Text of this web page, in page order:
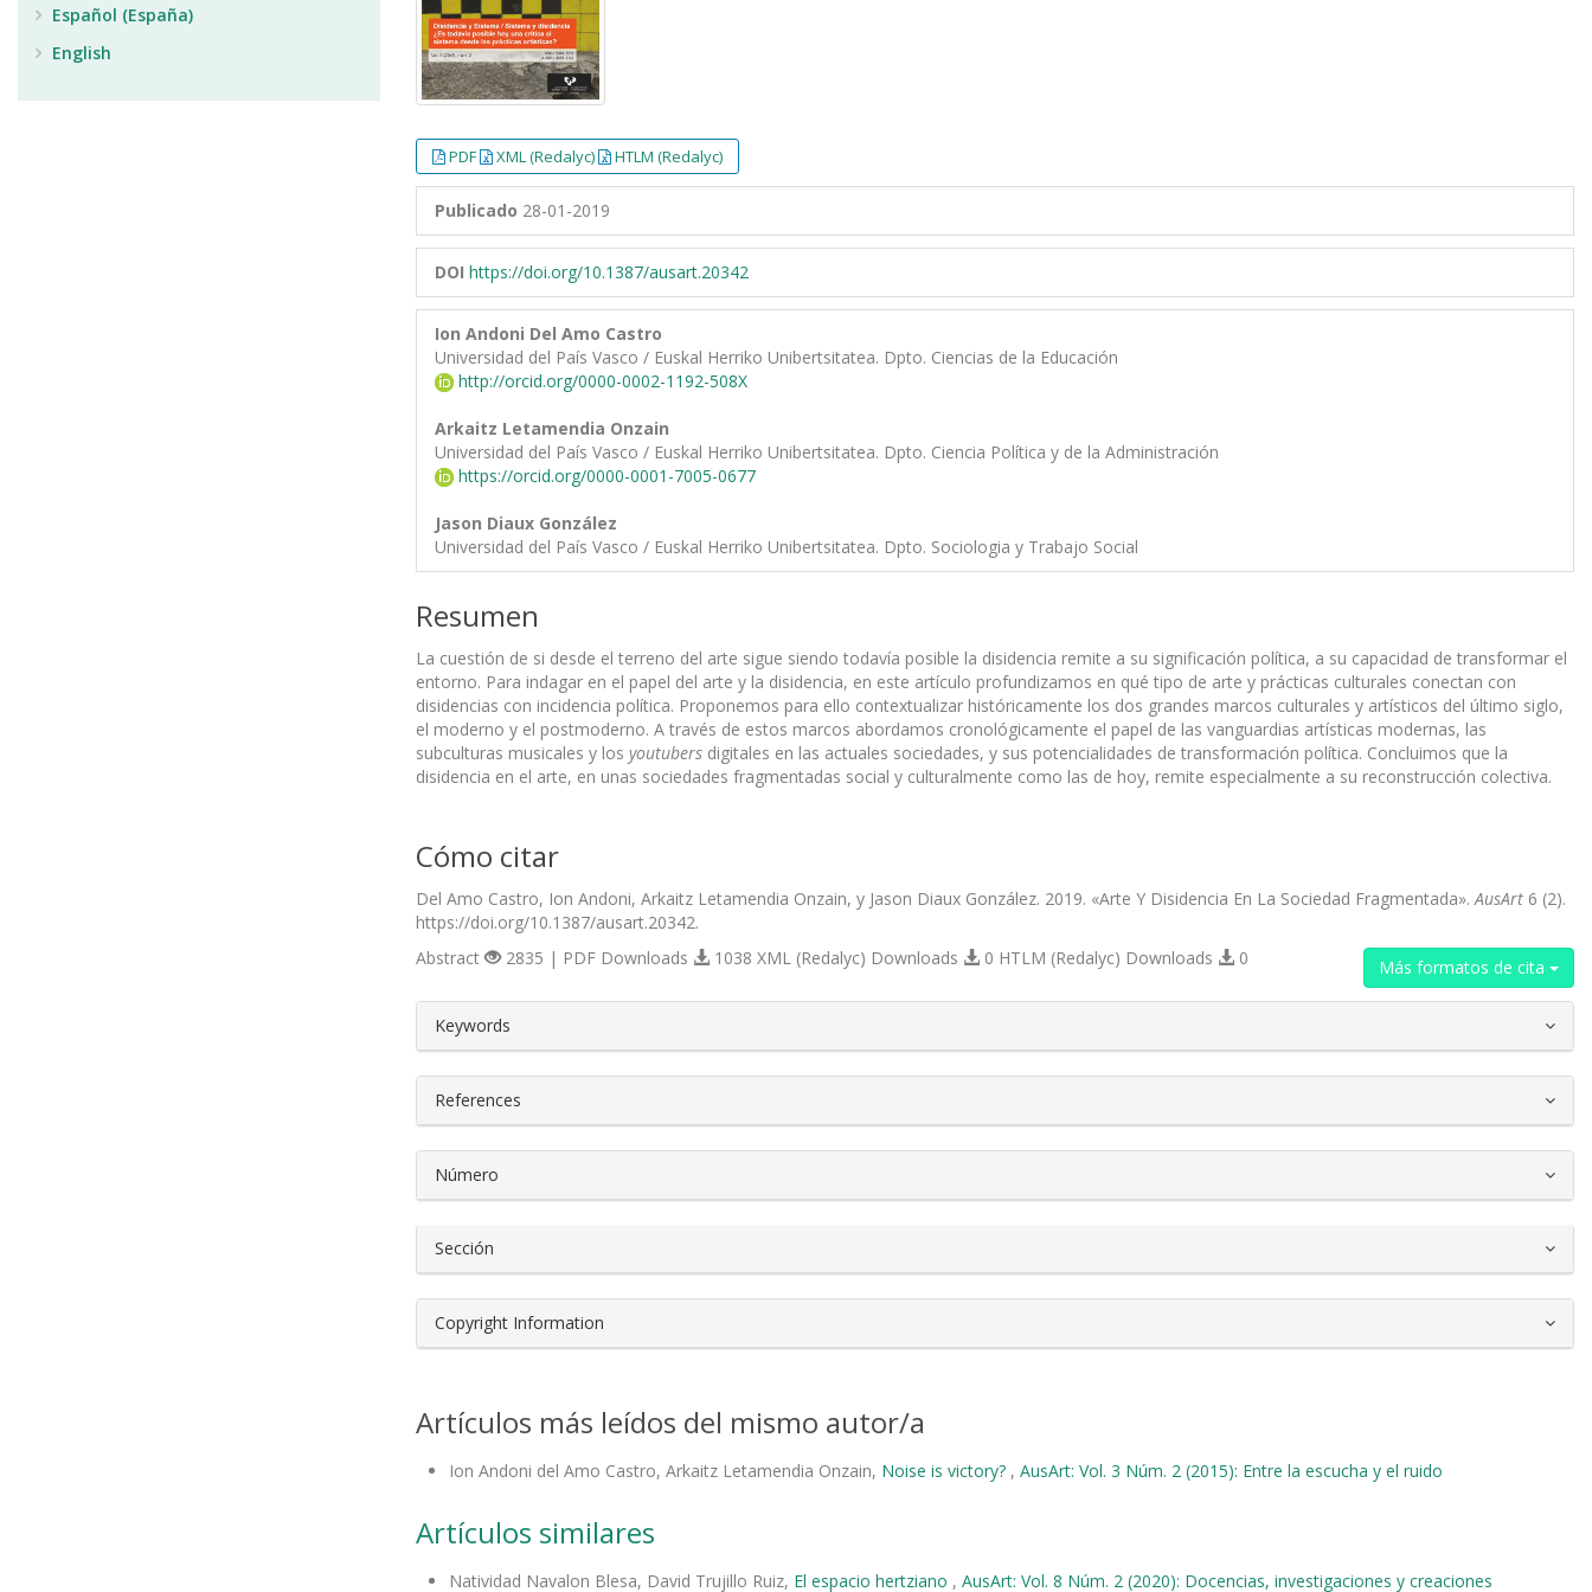
PDF XML (Redalyc) HTLM (Redalyc)
Publicado 28-01-2019
DOI https://doi.org/10.1387/ausart.20342
Ion Andoni Del Amo Castro
Universidad del País Vasco / Euskal Herriko Unibertsitatea. Dpto. Ciencias de la Educación
http://orcid.org/0000-0002-1192-508X
Arkaitz Letamendia Onzain
Universidad del País Vasco / Euskal Herriko Unibertsitatea. Dpto. Ciencia Política y de la Administración
https://orcid.org/0000-0001-7005-0677
Jason Diaux González
Universidad del País Vasco / Euskal Herriko Unibertsitatea. Dpto. Sociologia y Trabajo Social
Resumen
La cuestión de si desde el terreno del arte sigue siendo todavía posible la disidencia remite a su significación política, a su capacidad de transformar el
entorno. Para indagar en el papel del arte y la disidencia, en este artículo profundizamos en qué tipo de arte y prácticas culturales conectan con
disidencias con incidencia política. Proponemos para ello contextualizar históricamente los dos grandes marcos culturales y artísticos del último siglo,
el moderno y el postmoderno. A través de estos marcos abordamos cronológicamente el papel de las vanguardias artísticas modernas, las
subculturas musicales y los youtubers digitales en las actuales sociedades, y sus potencialidades de transformación política. Concluimos que la
disidencia en el arte, en unas sociedades fragmentadas social y culturalmente como las de hoy, remite especialmente a su reconstrucción colectiva.
Cómo citar
Del Amo Castro, Ion Andoni, Arkaitz Letamendia Onzain, y Jason Diaux González. 2019. «Arte Y Disidencia En La Sociedad Fragmentada». AusArt 6 (2).
https://doi.org/10.1387/ausart.20342.
Más formatos de cita
Abstract 2835 | PDF Downloads 1038 XML (Redalyc) Downloads 0 HTLM (Redalyc) Downloads 0
##plugins.themes.bootstrap3.article.details##
Keywords
References
Número
Sección
Copyright Information
Artículos más leídos del mismo autor/a
Ion Andoni del Amo Castro, Arkaitz Letamendia Onzain, Noise is victory? , AusArt: Vol. 3 Núm. 2 (2015): Entre la escucha y el ruido
Artículos similares
Natividad Navalon Blesa, David Trujillo Ruiz, El espacio hertziano , AusArt: Vol. 8 Núm. 2 (2020): Docencias, investigaciones y creaciones
Español (España)
English